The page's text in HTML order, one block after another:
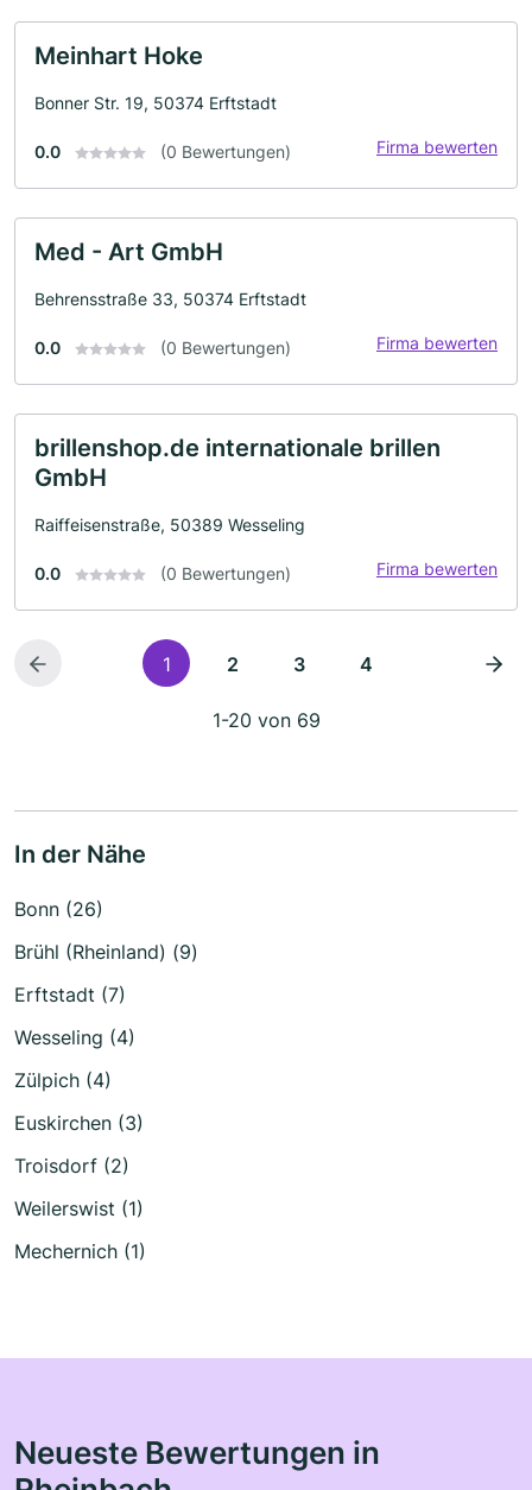
Meinhart Hoke
Bonner Str. 19, 50374 Erftstadt
0.0 (0 Bewertungen) Firma bewerten
Med - Art GmbH
Behrensstraße 33, 50374 Erftstadt
0.0 (0 Bewertungen) Firma bewerten
brillenshop.de internationale brillen
GmbH
Raiffeisenstraße, 50389 Wesseling
0.0 (0 Bewertungen) Firma bewerten
1 2 3 4
1-20 von 69
In der Nähe
Bonn (26)
Brühl (Rheinland) (9)
Erftstadt (7)
Wesseling (4)
Zülpich (4)
Euskirchen (3)
Troisdorf (2)
Weilerswist (1)
Mechernich (1)
Neueste Bewertungen in